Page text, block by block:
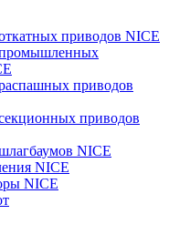
приводов NICE
промышленных
приводов
приводов
NICE
NICE
NICE